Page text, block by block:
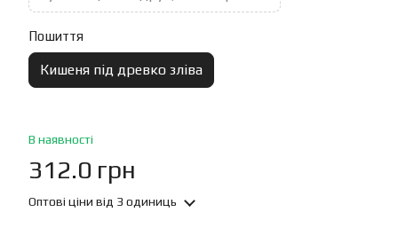
Пошиття
Кишеня під древко зліва
В наявності
312.0 грн
Оптові ціни від 3 одиниць